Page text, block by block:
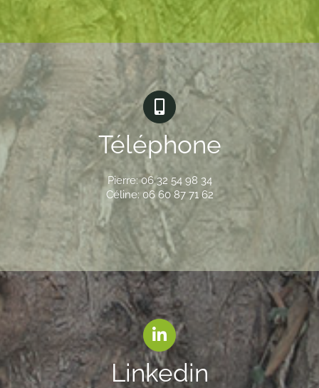
Contact
Téléphone
Pierre: 06 32 54 98 34
Céline: 06 60 87 71 62
Linkedin